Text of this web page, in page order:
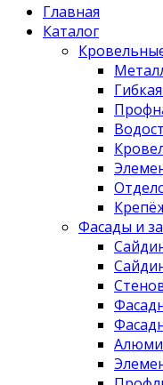
Главная
Каталог
Фасады и